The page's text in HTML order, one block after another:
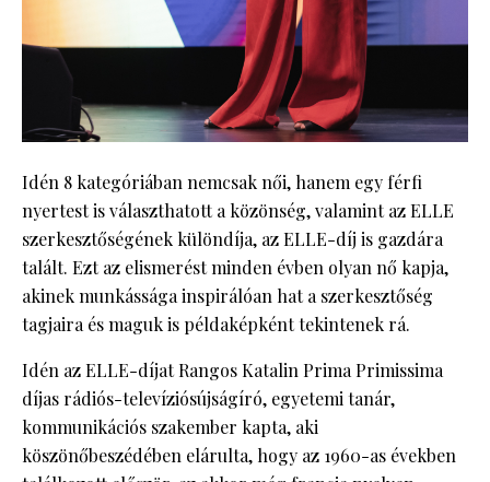
Idén 8 kategóriában nemcsak női, hanem egy férfi
nyertest is választhatott a közönség, valamint az ELLE
szerkesztőségének különdíja, az ELLE-díj is gazdára
talált. Ezt az elismerést minden évben olyan nő kapja,
akinek munkássága inspirálóan hat a szerkesztőség
tagjaira és maguk is példaképként tekintenek rá.
Idén az ELLE-díjat Rangos Katalin Prima Primissima
díjas rádiós-televíziósújságíró, egyetemi tanár,
kommunikációs szakember kapta, aki
köszönőbeszédében elárulta, hogy az 1960-as években